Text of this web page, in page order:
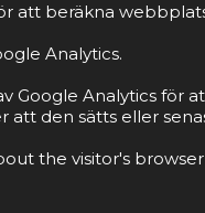
att beräkna
Analytics.
Google Analytics
att den sätts eller
the visitor's